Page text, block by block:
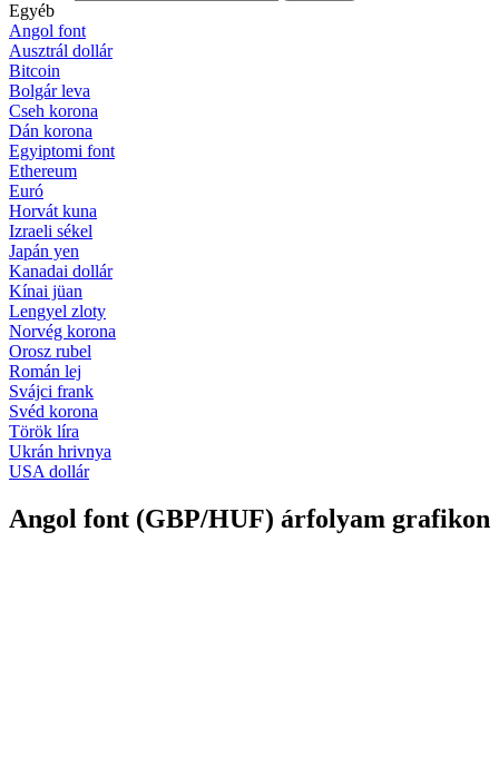
Egyéb
Angol font
Ausztrál dollár
Bitcoin
Bolgár leva
Cseh korona
Dán korona
Egyiptomi font
Ethereum
Euró
Horvát kuna
Izraeli sékel
Japán yen
Kanadai dollár
Kínai jüan
Lengyel zloty
Norvég korona
Orosz rubel
Román lej
Svájci frank
Svéd korona
Török líra
Ukrán hrivnya
USA dollár
Angol font (GBP/HUF) árfolyam grafikon